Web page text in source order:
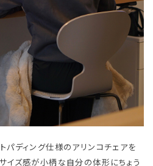
パディング仕様のアリンコチェアを
イズ感が小柄な自分の体形にちょう